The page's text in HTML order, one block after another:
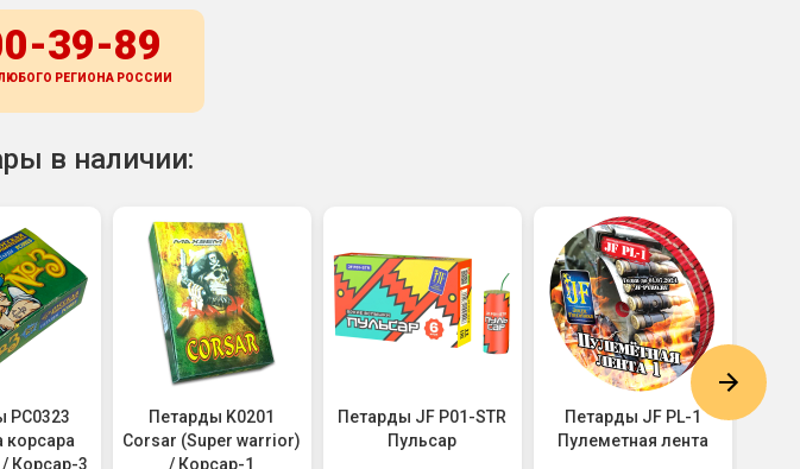
39-89
РЕГИОНА РОССИИ
в наличии:
РС0323
корсара
Корсар-3
Петарды K0201
Corsar (Super warrior)
/ Корсар-1
Петарды JF P01-STR
Пульсар
Петарды JF PL-1
Пулеметная лента